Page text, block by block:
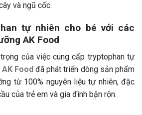
và ngũ cốc.
tự nhiên cho bé với các
AK Food
của việc cung cấp tryptophan tự
AK Food đã phát triển dòng sản phẩm
từ 100% nguyên liệu tự nhiên, đặc
của trẻ em và gia đình bận rộn.